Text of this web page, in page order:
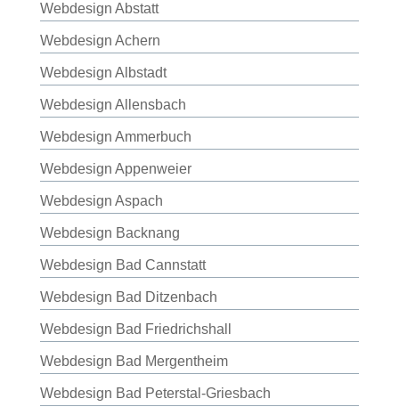
Webdesign Abstatt
Webdesign Achern
Webdesign Albstadt
Webdesign Allensbach
Webdesign Ammerbuch
Webdesign Appenweier
Webdesign Aspach
Webdesign Backnang
Webdesign Bad Cannstatt
Webdesign Bad Ditzenbach
Webdesign Bad Friedrichshall
Webdesign Bad Mergentheim
Webdesign Bad Peterstal-Griesbach